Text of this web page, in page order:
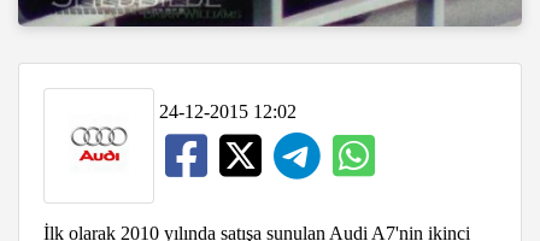
24-12-2015 12:02
İlk olarak 2010 yılında satışa sunulan Audi A7'nin ikinci